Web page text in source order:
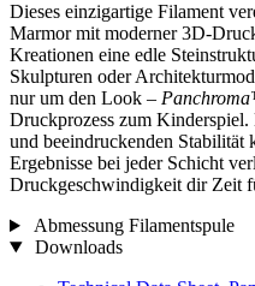
Dieses einzigartige Filament
Marmor mit moderner 3D-
Kreationen eine edle
Skulpturen oder
nur um den Look –
Druckprozess zum
und beeindruckenden Stabilität
Ergebnisse bei jeder Schicht
Druckgeschwindigkeit dir Zeit
Abmessung Filamentspule
Downloads